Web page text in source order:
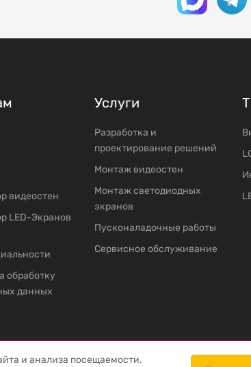
видеостен
LED-Экранов
обработку
данных
Услуги
Разработка и
проектирование решений
Mонтаж видеостен
Moнтаж светодиодных
экранов
Пусконаладочные работы
Сервисное обслуживание
и анализа посещаемости.